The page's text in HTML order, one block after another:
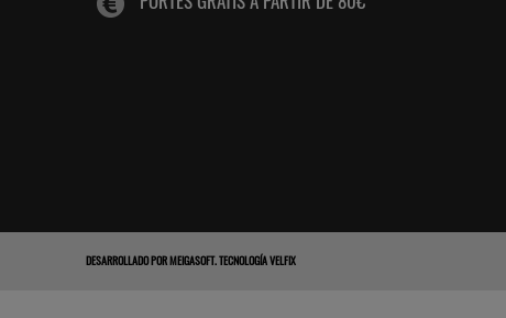
DESARROLLADO PORMEIGASOFT.TECNOLOGÍA VELFIX